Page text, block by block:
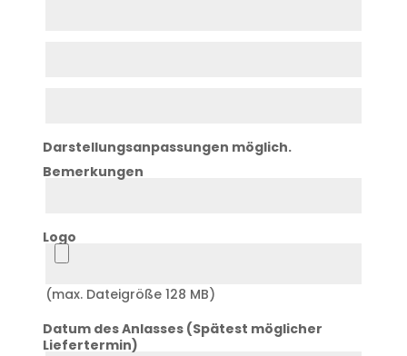
Darstellungsanpassungen möglich.
Bemerkungen
Bemerkung
Logo
Logo
(max. Dateigröße 128 MB)
Datum des Anlasses (Spätest möglicher
Liefertermin)